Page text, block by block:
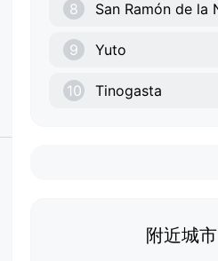
8
9 Yuto
10 Tinogasta
附近城市